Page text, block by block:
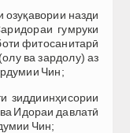
назди
гумруки
фитосанитарӣ
ва зардолу) аз
Чин;
зиддиинҳисории
Идораи давлатӣ
Чин;